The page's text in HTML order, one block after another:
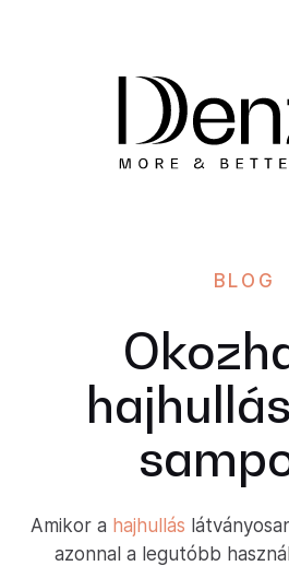
BLOG
Amikor a hajhullás
azonnal a legutóbb